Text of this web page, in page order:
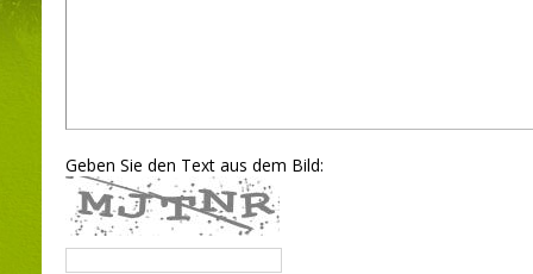
Geben Sie den Text aus dem Bild: